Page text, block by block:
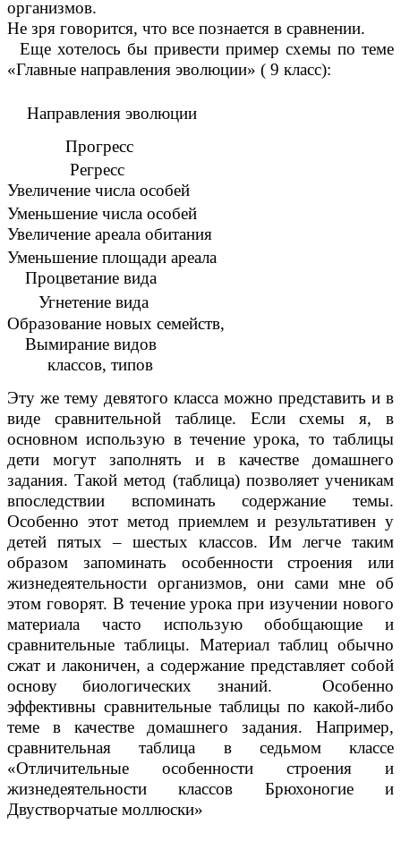
организмов.
Не зря говорится, что все познается в сравнении.
Еще хотелось бы привести пример схемы по теме
«Главные направления эволюции» ( 9 класс):
Направления эволюции
Прогресс
Регресс
Увеличение числа особей
Уменьшение числа особей
Увеличение ареала обитания
Уменьшение площади ареала
Процветание вида
Угнетение вида
Образование новых семейств,
Вымирание видов
классов, типов
Эту же тему девятого класса можно представить и в
виде сравнительной таблице. Если схемы я, в
основном использую в течение урока, то таблицы
дети могут заполнять и в качестве домашнего
задания. Такой метод (таблица) позволяет ученикам
впоследствии вспоминать содержание темы.
Особенно этот метод приемлем и результативен у
детей пятых – шестых классов. Им легче таким
образом запоминать особенности строения или
жизнедеятельности организмов, они сами мне об
этом говорят. В течение урока при изучении нового
материала часто использую обобщающие и
сравнительные таблицы. Материал таблиц обычно
сжат и лаконичен, а содержание представляет собой
основу биологических знаний. Особенно
эффективны сравнительные таблицы по какой-либо
теме в качестве домашнего задания. Например,
сравнительная таблица в седьмом классе
«Отличительные особенности строения и
жизнедеятельности классов Брюхоногие и
Двустворчатые моллюски»